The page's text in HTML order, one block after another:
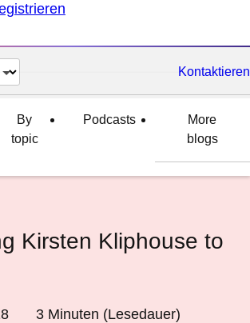
Kontaktieren
By
topic
Podcasts
More
blogs
Kirsten Kliphouse to
3 Minuten (Lesedauer)